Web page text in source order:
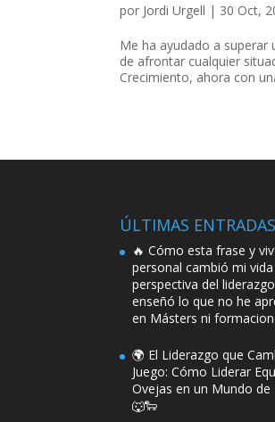
por Jordi Urgell | 30 Oct,
Me ha ayudado a superar
de afrontar cualquier
Crecimiento, ahora con
ÚLTIMAS ENTRADAS
🔥 Cómo esta frase y
personal cambió mi
perspectiva del
enseñó lo que no he
en Másters ni
🌍 El Liderazgo que
Juego: Cómo Liderar
Ovejas en un Mundo de
🐺🐑